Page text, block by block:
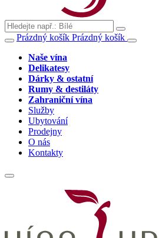
Prázdný košík Prázdný košík
Naše vína
Delikatesy
Dárky & ostatní
Rumy & destiláty
Zahraniční vína
Služby
Ubytování
Prodejny
O nás
Kontakty